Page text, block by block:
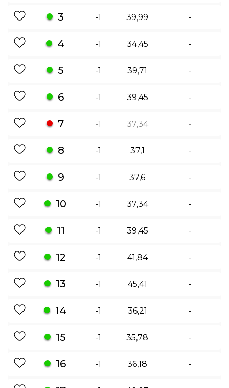
3 -1 39,99 -
4 -1 34,45 -
5 -1 39,71 -
6 -1 39,45 -
7 -1 37,34 -
8 -1 37,1 -
9 -1 37,6 -
10 -1 37,34 -
11 -1 39,45 -
12 -1 41,84 -
13 -1 45,41 -
14 -1 36,21 -
15 -1 35,78 -
16 -1 36,18 -